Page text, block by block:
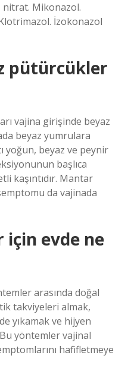
Mikonazol.
İzokonazol
pütürcükler
vajina girişinde beyaz
beyaz yumrulara
yoğun, beyaz ve peynir
başlıca
kaşıntıdır. Mantar
da vajinada
evde ne
arasında doğal
takviyeleri almak,
yıkamak ve hijyen
yöntemler vajinal
hafifletmeye